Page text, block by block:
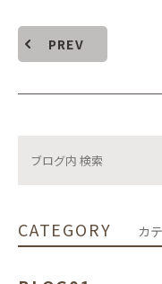
PREV
CATEGORY カ